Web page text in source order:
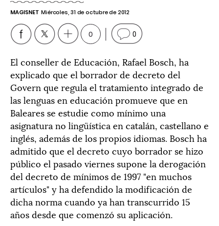
MAGISNET Miércoles, 31 de octubre de 2012
0 0
El conseller de Educación, Rafael Bosch, ha
explicado que el borrador de decreto del
Govern que regula el tratamiento integrado de
las lenguas en educación promueve que en
Baleares se estudie como mínimo una
asignatura no lingüística en catalán, castellano e
inglés, además de los propios idiomas. Bosch ha
admitido que el decreto cuyo borrador se hizo
público el pasado viernes supone la derogación
del decreto de mínimos de 1997 "en muchos
artículos" y ha defendido la modificación de
dicha norma cuando ya han transcurrido 15
años desde que comenzó su aplicación.